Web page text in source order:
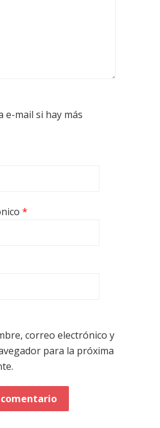
e-mail si hay más
*
correo electrónico y
para la próxima